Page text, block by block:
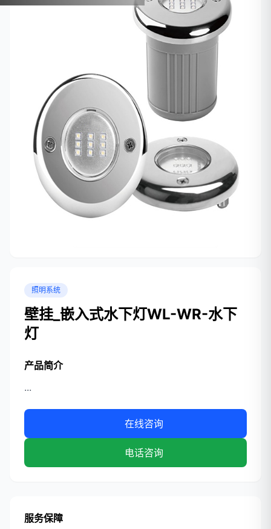
照明系统
壁挂_嵌入式水下灯WL-WR-水下
灯
产品简介
...
在线咨询
电话咨询
服务保障